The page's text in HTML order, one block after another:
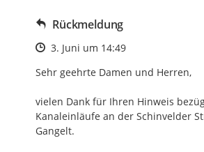
Rückmeldung
Zeitpunkt des Erstellens
3. Juni um 14:49
Sehr geehrte Damen und Herren,
vielen Dank für Ihren Hinweis
Kanaleinläufe an der Schinvelder
Gangelt.